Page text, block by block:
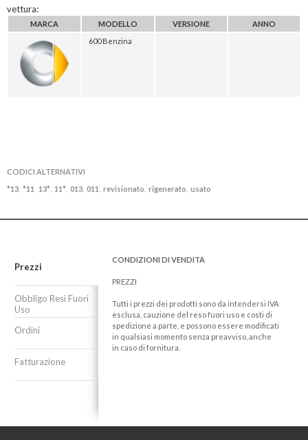
vettura:
MARCA MODELLO VERSIONE
ANNO
600 Benzina
CODICI ALTERNATIVI
*13 *11 13* 11* 013 011 revisionato rigenerato usato
Prezzi
Obbligo Resi Fuori
Uso
Ordini
Fatturazione
CONDIZIONI DI VENDITA
PREZZI
Tutti i prezzi dei prodotti sono da intendersi IVA
esclusa, cauzione del reso fuori uso e costi di
spedizione a parte, e possono essere modificati
in qualsiasi momento senza preavviso, anche
in caso di fornitura.